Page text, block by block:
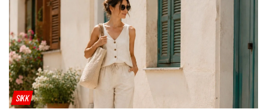
SIKK